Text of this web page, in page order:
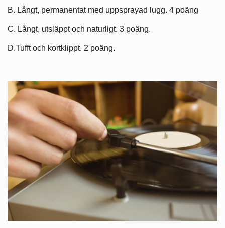
B. Långt, permanentat med uppsprayad lugg. 4 poäng
C. Långt, utsläppt och naturligt. 3 poäng.
D.Tufft och kortklippt. 2 poäng.